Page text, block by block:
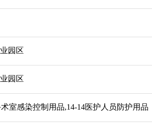
园区
园区
室感染控制用品,14-14医护人员防护用品